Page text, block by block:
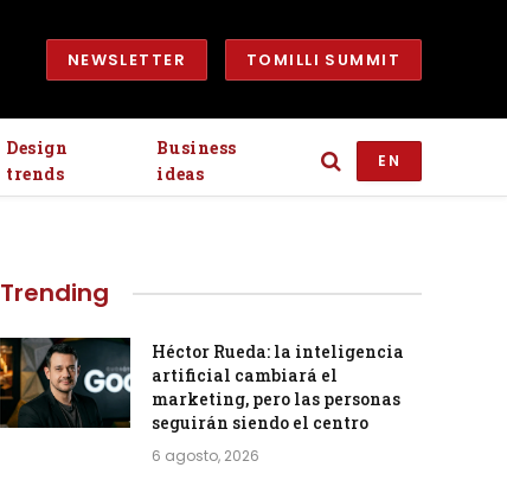
NEWSLETTER TOMILLI SUMMIT
Design
trends
Business
ideas
EN
Trending
Héctor Rueda: la inteligencia
artificial cambiará el
marketing, pero las personas
seguirán siendo el centro
6 agosto, 2026